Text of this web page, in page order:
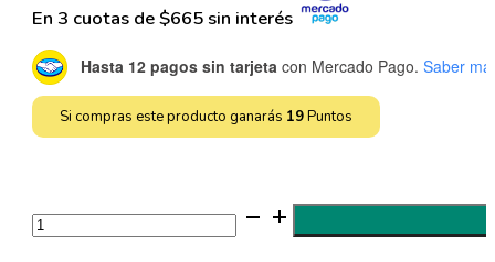
En 3 cuotas de $665 sin interés
Hasta 12 pagos sin tarjeta con Mercado Pago. Saber
Si compras este producto ganarás 19Puntos
2
Diseños
de